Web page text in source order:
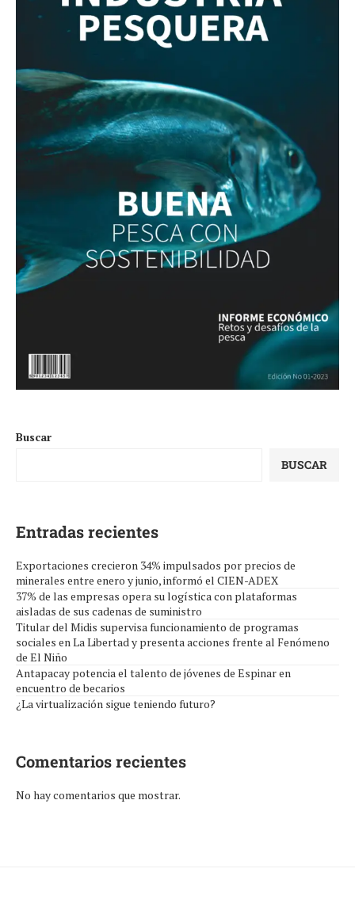
Buscar
BUSCAR
Entradas recientes
Exportaciones crecieron 34% impulsados por precios de
minerales entre enero y junio, informó el CIEN-ADEX
37% de las empresas opera su logística con plataformas
aisladas de sus cadenas de suministro
Titular del Midis supervisa funcionamiento de programas
sociales en La Libertad y presenta acciones frente al Fenómeno
de El Niño
Antapacay potencia el talento de jóvenes de Espinar en
encuentro de becarios
¿La virtualización sigue teniendo futuro?
Comentarios recientes
No hay comentarios que mostrar.